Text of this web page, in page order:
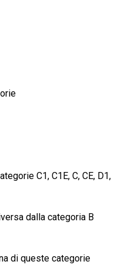
C1, C1E, C, CE, D1,
dalla categoria B
di queste categorie